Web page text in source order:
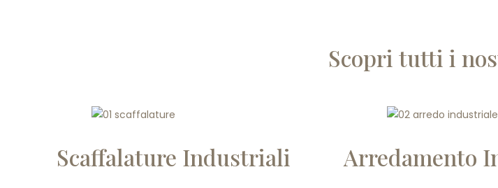
Scopri tutti i
Scaffalature Industriali Arredamento